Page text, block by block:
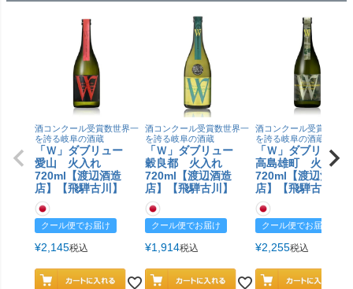
酒コンクール受賞数世界一
を誇る岐阜の酒蔵
「Ｗ」ダブリュー
愛山 火入れ
720ml【渡辺酒造
店】【飛騨古川】
クール便でお届け
¥2,145税込
酒コンクール受賞数世界一
を誇る岐阜の酒蔵
「Ｗ」ダブリュー
穀良都 火入れ
720ml【渡辺酒造
店】【飛騨古川】
クール便でお届け
¥1,914税込
酒コンクール受賞数世界
を誇る岐阜の酒蔵
「Ｗ」ダブリュ
高島雄町 火入
720ml【渡辺酒造
店】【飛騨古川】
クール便でお届け
¥2,255税込